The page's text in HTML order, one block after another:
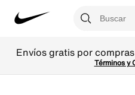
Envíos gratis por
Términos y